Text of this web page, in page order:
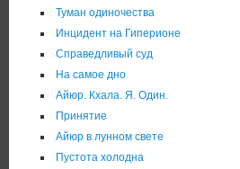
Туман одиночества
Инцидент на Гиперионе
Справедливый суд
На самое дно
Айюр. Кхала. Я. Один.
Принятие
Айюр в лунном свете
Пустота холодна